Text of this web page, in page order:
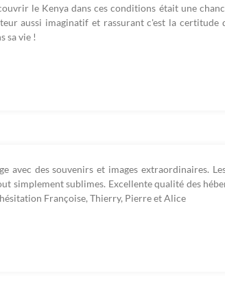
le Kenya dans ces conditions était une
aussi imaginatif et rassurant c'est la certitude
sa vie !
avec des souvenirs et images extraordinaires.
simplement sublimes. Excellente qualité des
Françoise, Thierry, Pierre et Alice